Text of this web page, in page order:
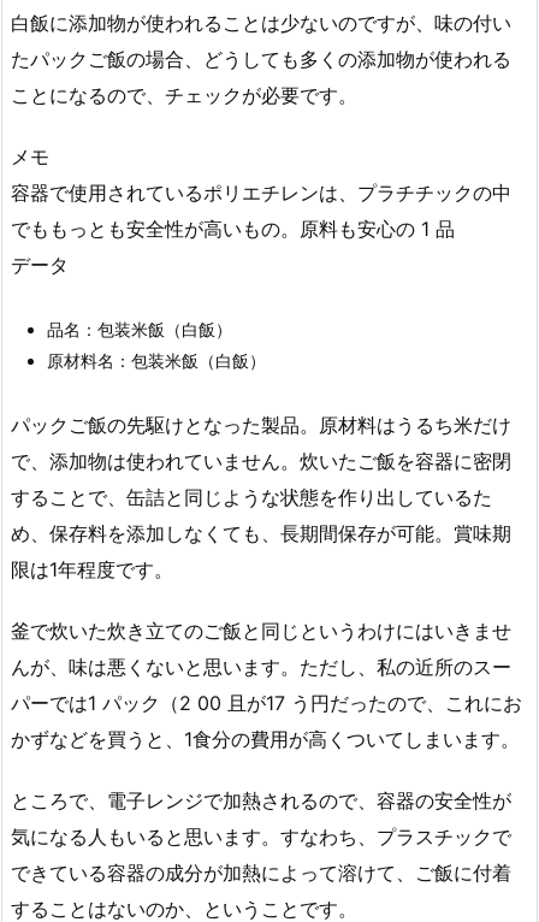
白飯に添加物が使われることは少ないのですが、味の付い
たパックご飯の場合、どうしても多くの添加物が使われる
ことになるので、チェックが必要です。
メモ
容器で使用されているポリエチレンは、プラチチックの中
でももっとも安全性が高いもの。原料も安心の 1 品
データ
品名：包装米飯（白飯）
原材料名：包装米飯（白飯）
パックご飯の先駆けとなった製品。原材料はうるち米だけ
で、添加物は使われていません。炊いたご飯を容器に密閉
することで、缶詰と同じような状態を作り出しているた
め、保存料を添加しなくても、長期間保存が可能。賞味期
限は1年程度です。
釜で炊いた炊き立てのご飯と同じというわけにはいきませ
んが、味は悪くないと思います。ただし、私の近所のスー
パーでは1 パック（2 00 且が17 う円だったので、これにお
かずなどを買うと、1食分の費用が高くついてしまいます。
ところで、電子レンジで加熱されるので、容器の安全性が
気になる人もいると思います。すなわち、プラスチックで
できている容器の成分が加熱によって溶けて、ご飯に付着
することはないのか、ということです。